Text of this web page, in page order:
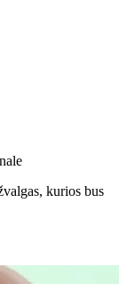
kurios bus